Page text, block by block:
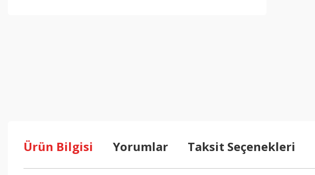
Ürün Bilgisi Yorumlar Taksit Seçenekleri